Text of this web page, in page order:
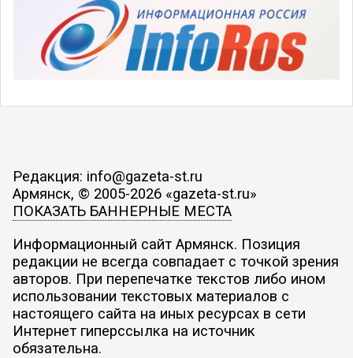
Редакция: info@gazeta-st.ru
Армянск, © 2005-2026 «gazeta-st.ru»
ПОКАЗАТЬ БАННЕРНЫЕ МЕСТА
Информационный сайт Армянск. Позиция
редакции не всегда совпадает с точкой зрения
авторов. При перепечатке текстов либо ином
использовании текстовых материалов с
настоящего сайта на иных ресурсах в сети
Интернет гиперссылка на источник
обязательна.